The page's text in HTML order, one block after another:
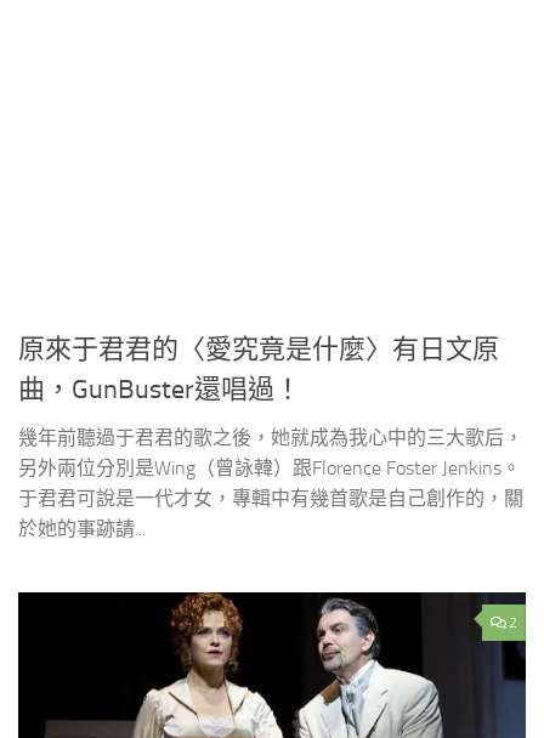
原來于君君的〈愛究竟是什麼〉有日文原
曲，GunBuster還唱過！
幾年前聽過于君君的歌之後，她就成為我心中的三大歌后，
另外兩位分別是Wing（曾詠韓）跟Florence Foster Jenkins。
于君君可說是一代才女，專輯中有幾首歌是自己創作的，關
於她的事跡請...
2